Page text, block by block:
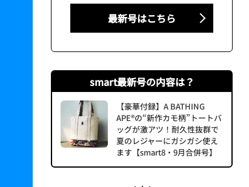
最新号はこちら
smart最新号の内容は？
【豪華付録】A BATHING
APE®の“新作カモ柄”トートバ
ッグが激アツ！耐久性抜群で
夏のレジャーにガシガシ使え
ます【smart8・9月合併号】